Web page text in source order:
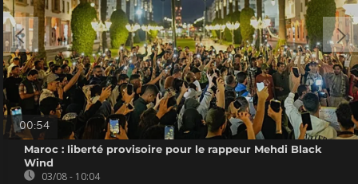
00:54
Maroc : liberté provisoire pour le rappeur Mehdi Black
Wind
03/08 - 10:04